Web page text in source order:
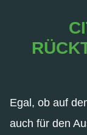
Egal, ob auf
auch für den